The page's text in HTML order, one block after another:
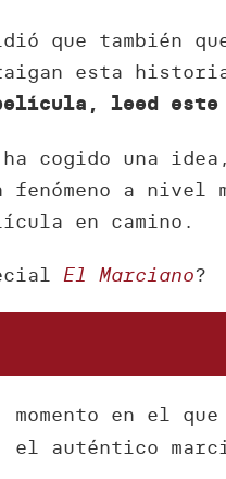
que también
esta
leed
cogido una
fenómeno a
en camino.
El Marciano?
momento en el
auténtico